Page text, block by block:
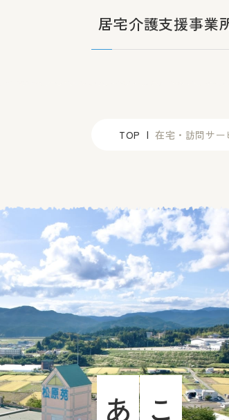
居宅介護支援事業
TOP 在宅・訪問サー